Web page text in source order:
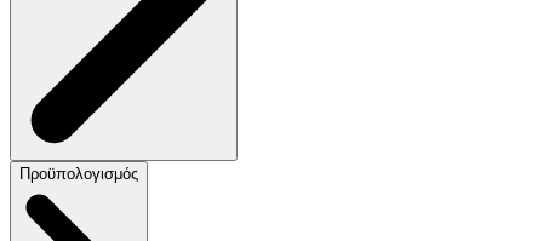
Προϋπολογισμός